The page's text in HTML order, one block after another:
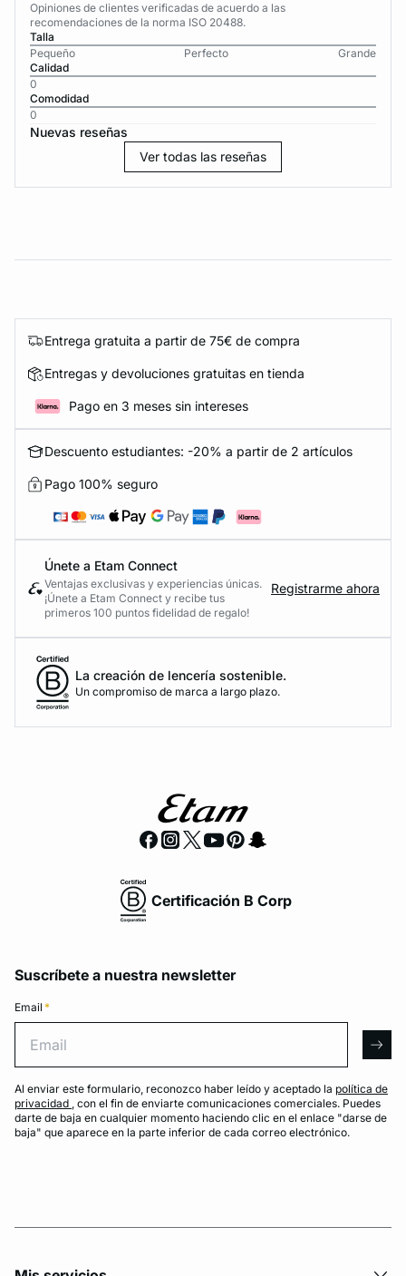
Opiniones de clientes verificadas de acuerdo a las
recomendaciones de la norma ISO 20488.
Talla
Pequeño
Perfecto
Grande
Calidad
0
Comodidad
0
Nuevas reseñas
Ver todas las reseñas
Entrega gratuita a partir de 75€ de compra
Entregas y devoluciones gratuitas en tienda
Pago en 3 meses sin intereses
Descuento estudiantes: -20% a partir de 2 artículos
Pago 100% seguro
Únete a Etam Connect
Ventajas exclusivas y experiencias únicas.
¡Únete a Etam Connect y recibe tus
primeros 100 puntos fidelidad de regalo!
Registrarme ahora
La creación de lencería sostenible.
Un compromiso de marca a largo plazo.
Certificación B Corp
Suscríbete a nuestra newsletter
Email *
Al enviar este formulario, reconozco haber leído y aceptado la política de
privacidad , con el fin de enviarte comunicaciones comerciales. Puedes
darte de baja en cualquier momento haciendo clic en el enlace "darse de
baja" que aparece en la parte inferior de cada correo electrónico.